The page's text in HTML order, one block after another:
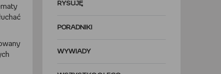
RYSUJĘ
PORADNIKI
WYWIADY